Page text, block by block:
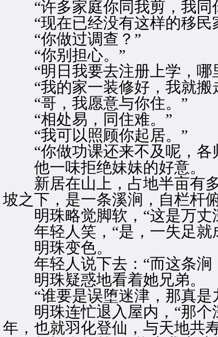
“许多家庭你同我剪，我同
“现在已经没有这样的移民
“你做过调查？”
“你别担心。”
“明日我要去注册上学，哪
“我的家一装修好，我就搬
“哥，我愿意与你住。”
“相处易，同住难。”
“我可以照顾你起居。”
“你做功课还来不及呢，各
他一味拒绝妹妹的好意。
新居在山上，占地半亩有多
坡之下，是一条溪涧，自栏杆
明珠略觉脚软，“这是万丈
年轻人笑，“是，一失足就
明珠变色。
年轻人说下去：“而这条涧
明珠疑惑地看着她兄弟。
“谁要是误堕迷津，那真是
明珠连忙退入屋内，“那个
年，也就羽化登仙，与天地共